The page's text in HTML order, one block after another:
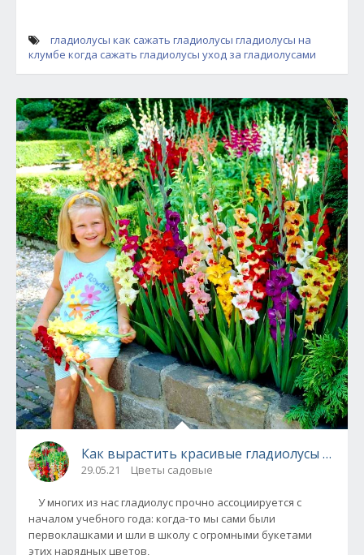
гладиолусы как сажать гладиолусы гладиолусы на
клумбе когда сажать гладиолусы уход за гладиолусами
Как вырастить красивые гладиолусы -
29.05.21 Цветы садовые
У многих из нас гладиолус прочно ассоциируется с
началом учебного года: когда-то мы сами были
первоклашками и шли в школу с огромными букетами
этих нарядных цветов,